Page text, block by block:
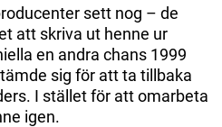
sett nog – de
att skriva ut henne ur
en andra chans 1999
sig för att ta tillbaka
I stället för att omarbeta
igen.